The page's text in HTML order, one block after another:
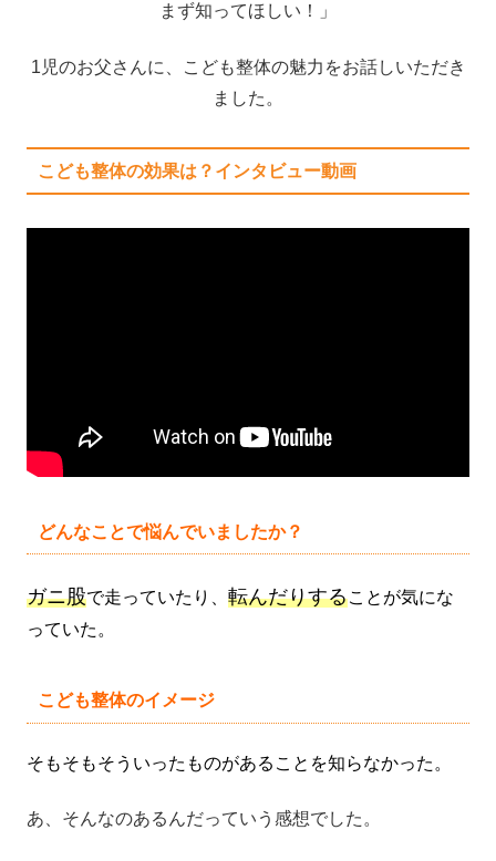
まず知ってほしい！」
1児のお父さんに、こども整体の魅力をお話しいただき
ました。
こども整体の効果は？インタビュー動画
どんなことで悩んでいましたか？
ガニ股で走っていたり、 転んだりすることが気にな
っていた。
こども整体のイメージ
そもそもそういったものがあることを知らなかった。
あ、そんなのあるんだっていう感想でした。